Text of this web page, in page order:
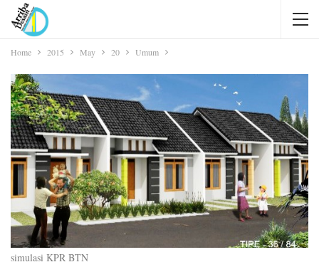
Home 2015 May 20 Umum
simulasi KPR BTN